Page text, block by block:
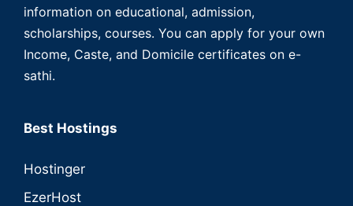
information on educational, admission,
scholarships, courses. You can apply for your own
Income, Caste, and Domicile certificates on e-
sathi.
Best Hostings
Hostinger
EzerHost